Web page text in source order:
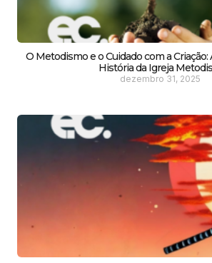
O Metodismo e o Cuidado com a
História da Igreja
dezembro 31, 2025